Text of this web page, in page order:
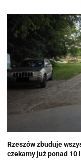
Rzeszów zbuduje
czekamy już ponad 10